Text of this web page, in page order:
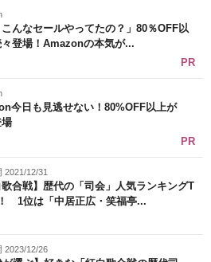
こんなセールやってたの？」80％OFF以
々登場！Amazonの本気が...
PR
今日も見逃せない！80%OFF以上が
場
PR
2021/12/31
歌合戦】歴代の「司会」人気ランキングT
1位は「中居正広・笑福亭...
2023/12/26